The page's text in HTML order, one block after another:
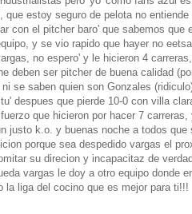
estoy seguro de pelota no
con el pitcher baro' que sabemos que
y se vio rapido que hayer no
no espero' y le hicieron 4
deben ser pitcher de buena calidad
se saben quien son Gonzales
despues que pierde 10-0 con villa
que hicieron por hacer 7
justo k.o. y buenas noche a todos que
porque sea despedido vargas el
su direcion y incapacitaz de
vargas le doy a otro equipo donde
la liga del cocino que es mejor para ti!!!